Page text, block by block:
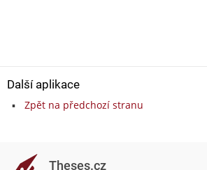
Další aplikace
Zpět na předchozí stranu
Theses.cz